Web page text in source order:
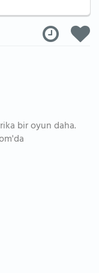
bir oyun daha.